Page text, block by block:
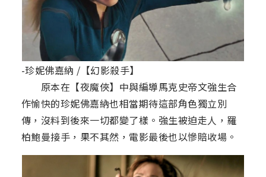
-珍妮佛嘉納 /【幻影殺手】
原本在【夜魔俠】中與編導馬克史帝文強生合
作愉快的珍妮佛嘉納也相當期待這部角色獨立別
傳，沒料到後來一切都變了樣。強生被迫走人，羅
柏鮑曼接手，果不其然，電影最後也以慘賠收場。